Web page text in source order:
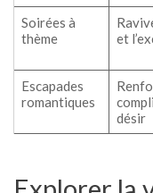
Soirées à
thème
et
Escapades
romantiques
désir